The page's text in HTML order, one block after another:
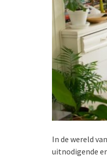
In de wereld
uitnodigende